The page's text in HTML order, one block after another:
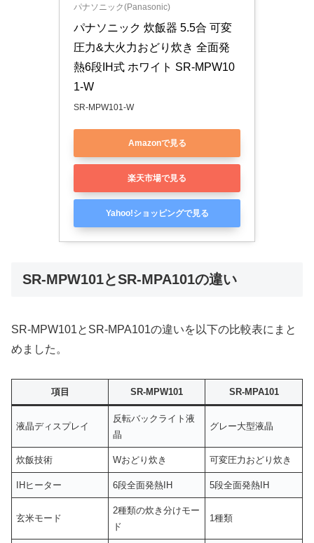
パナソニック(Panasonic)
パナソニック 炊飯器 5.5合 可変
圧力&大火力おどり炊き 全面発
熱6段IH式 ホワイト SR-MPW10
1-W
SR-MPW101-W
Amazonで見る
楽天市場で見る
Yahoo!ショッピングで見る
SR-MPW101とSR-MPA101の違い
SR-MPW101とSR-MPA101の違いを以下の比較表にまと
めました。
項目 SR-MPW101 SR-MPA101
液晶ディスプレイ
反転バックライト液
晶
グレー大型液晶
炊飯技術 Wおどり炊き 可変圧力おどり炊き
IHヒーター 6段全面発熱IH 5段全面発熱IH
玄米モード
2種類の炊き分けモー
ド
1種類